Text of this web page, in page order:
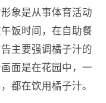
象是从事体育活动
饭时间，在自助餐
主要强调橘子汁的
面是在花园中，一
都在饮用橘子汁。